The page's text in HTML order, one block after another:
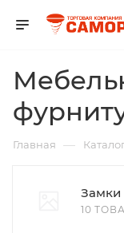
Главная —
Замки
10